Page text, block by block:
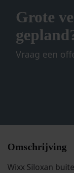
Grote
Vraag een
Omschrijving
Wixx Siloxan